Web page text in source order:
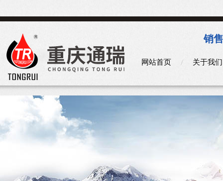
销
网站首页 关于我们